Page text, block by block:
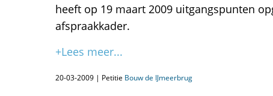
heeft op 19 maart 2009 uitgangspunten
afspraakkader.
+Lees meer...
20-03-2009 | Petitie Bouw de IJmeerbrug